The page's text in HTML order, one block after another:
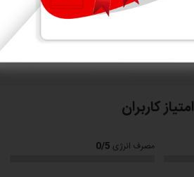
نمایش بیشتر
امتیاز کاربران
مصرف انرژی 0/5